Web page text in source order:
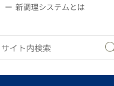
新調理システムとは